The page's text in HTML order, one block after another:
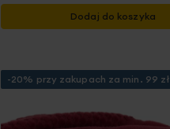
Dodaj do koszyka
-20% przy zakupach za min. 99 zł